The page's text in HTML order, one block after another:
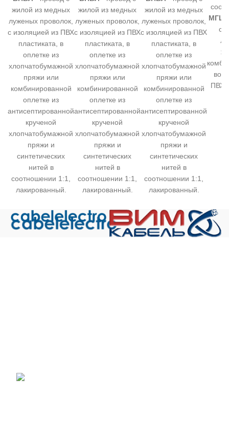
жилой из медных
луженых проволок,
с изоляцией из ПВХ
пластиката, в
оплетке из
хлопчатобумажной
пряжи или
комбинированной
оплетке из
антисептированной
крученой
хлопчатобумажной
пряжи и
синтетических
нитей в
соотношении 1:1,
лакированный.
жилой из медных
луженых проволок,
с изоляцией из ПВХ
пластиката, в
оплетке из
хлопчатобумажной
пряжи или
комбинированной
оплетке из
антисептированной
крученой
хлопчатобумажной
пряжи и
синтетических
нитей в
соотношении 1:1,
лакированный.
жилой из медных
луженых проволок,
с изоляцией из ПВХ
пластиката, в
оплетке из
хлопчатобумажной
пряжи или
комбинированной
оплетке из
антисептированной
крученой
хлопчатобумажной
пряжи и
синтетических
нитей в
соотношении 1:1,
лакированный.
с
ПВХ